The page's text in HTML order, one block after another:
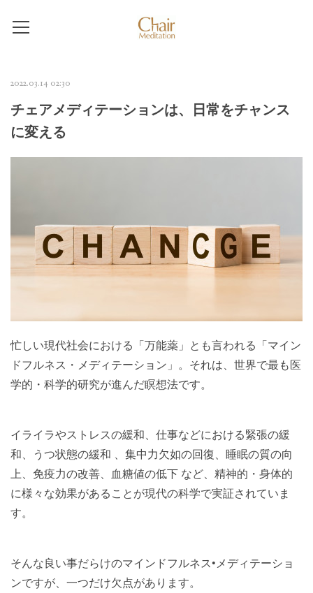
2022.03.14 02:30
チェアメディテーションは、日常をチャンス
に変える
忙しい現代社会における「万能薬」とも言われる「マイン
ドフルネス・メディテーション」。それは、世界で最も医
学的・科学的研究が進んだ瞑想法です。
イライラやストレスの緩和、仕事などにおける緊張の緩
和、うつ状態の緩和 、集中力欠如の回復、睡眠の質の向
上、免疫力の改善、血糖値の低下 など、精神的・身体的
に様々な効果があることが現代の科学で実証されていま
す。
そんな良い事だらけのマインドフルネス•メディテーショ
ンですが、一つだけ欠点があります。